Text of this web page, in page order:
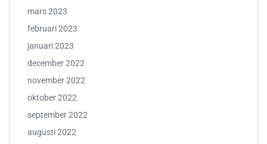
mars 2023
februari 2023
januari 2023
december 2022
november 2022
oktober 2022
september 2022
augusti 2022